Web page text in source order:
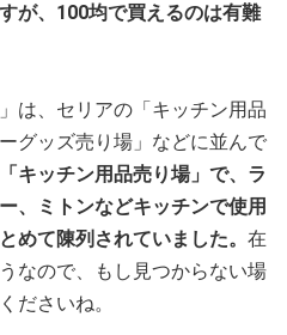
が、100均で買えるのは有難
は、セリアの「キッチン用品
グッズ売り場」などに並んで
キッチン用品売り場」で、ラ
、ミトンなどキッチンで使用
めて陳列されていました。 在
なので、もし見つからない場
ださいね。